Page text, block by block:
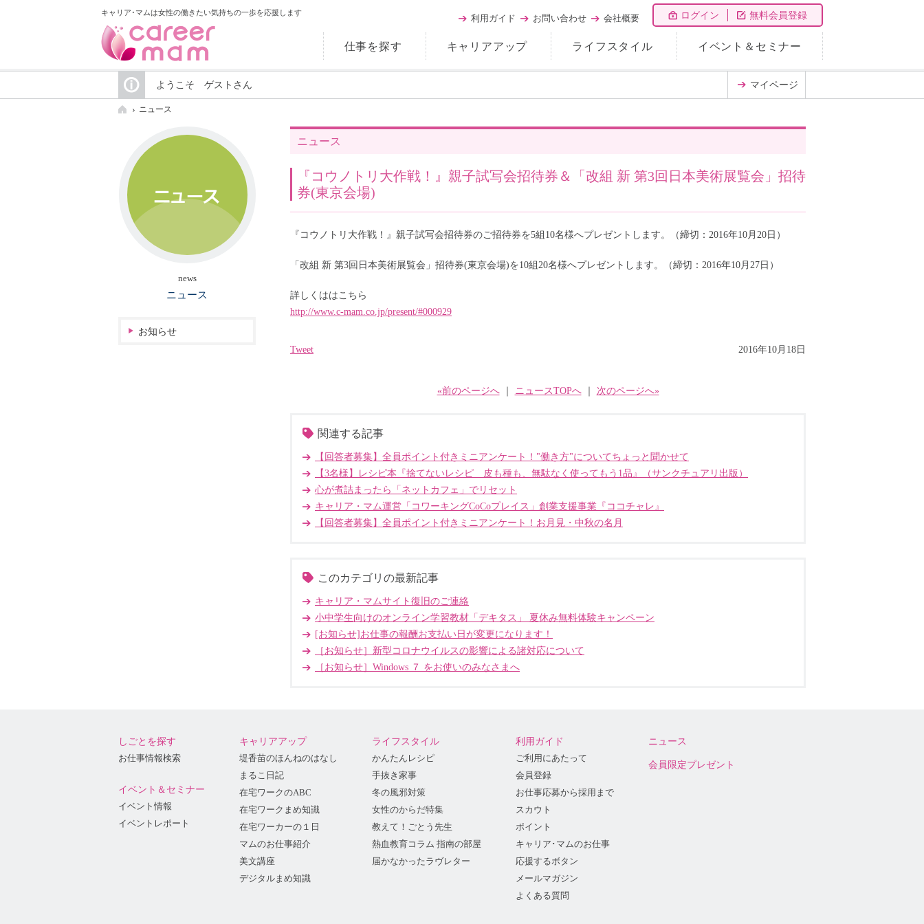
キャリア･マムは女性の働きたい気持ちの一歩を応援します ログイン 無料会員登録
仕事を探す キャリアアップ ライフスタイル イベント＆セミナー
利用ガイド お問い合わせ 会社概要
ようこそ ゲストさん マイページ
ニュース
ニュース
『コウノトリ大作戦！』親子試写会招待券＆「改組 新 第3回日本美術展覧会」招待
券(東京会場)
『コウノトリ大作戦！』親子試写会招待券のご招待券を5組10名様へプレゼントします。（締切：2016年10月20日）
「改組 新 第3回日本美術展覧会」招待券(東京会場)を10組20名様へプレゼントします。（締切：2016年10月27日）
詳しくははこちら
http://www.c-mam.co.jp/present/#000929
Tweet 2016年10月18日
«前のページへ｜ ニュースTOPへ｜ 次のページへ»
関連する記事
【回答者募集】全員ポイント付きミニアンケート！"働き方"についてちょっと聞かせて
【3名様】レシピ本『捨てないレシピ 皮も種も、無駄なく使ってもう1品』（サンクチュアリ出版）
心が煮詰まったら「ネットカフェ」でリセット
キャリア・マム運営「コワーキングCoCoプレイス」創業支援事業『ココチャレ』
【回答者募集】全員ポイント付きミニアンケート！お月見・中秋の名月
このカテゴリの最新記事
キャリア・マムサイト復旧のご連絡
小中学生向けのオンライン学習教材「デキタス」 夏休み無料体験キャンペーン
[お知らせ]お仕事の報酬お支払い日が変更になります！
［お知らせ］新型コロナウイルスの影響による諸対応について
［お知らせ］Windows ７ をお使いのみなさまへ
news
ニュース
お知らせ
しごとを探す
お仕事情報検索
イベント＆セミナー
イベント情報
イベントレポート
キャリアアップ
堤香苗のほんねのはなし
まるこ日記
在宅ワークのABC
在宅ワークまめ知識
在宅ワーカーの１日
マムのお仕事紹介
美文講座
デジタルまめ知識
ライフスタイル
かんたんレシピ
手抜き家事
冬の風邪対策
女性のからだ特集
教えて！ごとう先生
熱血教育コラム 指南の部屋
届かなかったラヴレター
利用ガイド
ご利用にあたって
会員登録
お仕事応募から採用まで
スカウト
ポイント
キャリア･マムのお仕事
応援するボタン
メールマガジン
よくある質問
ニュース
会員限定プレゼント